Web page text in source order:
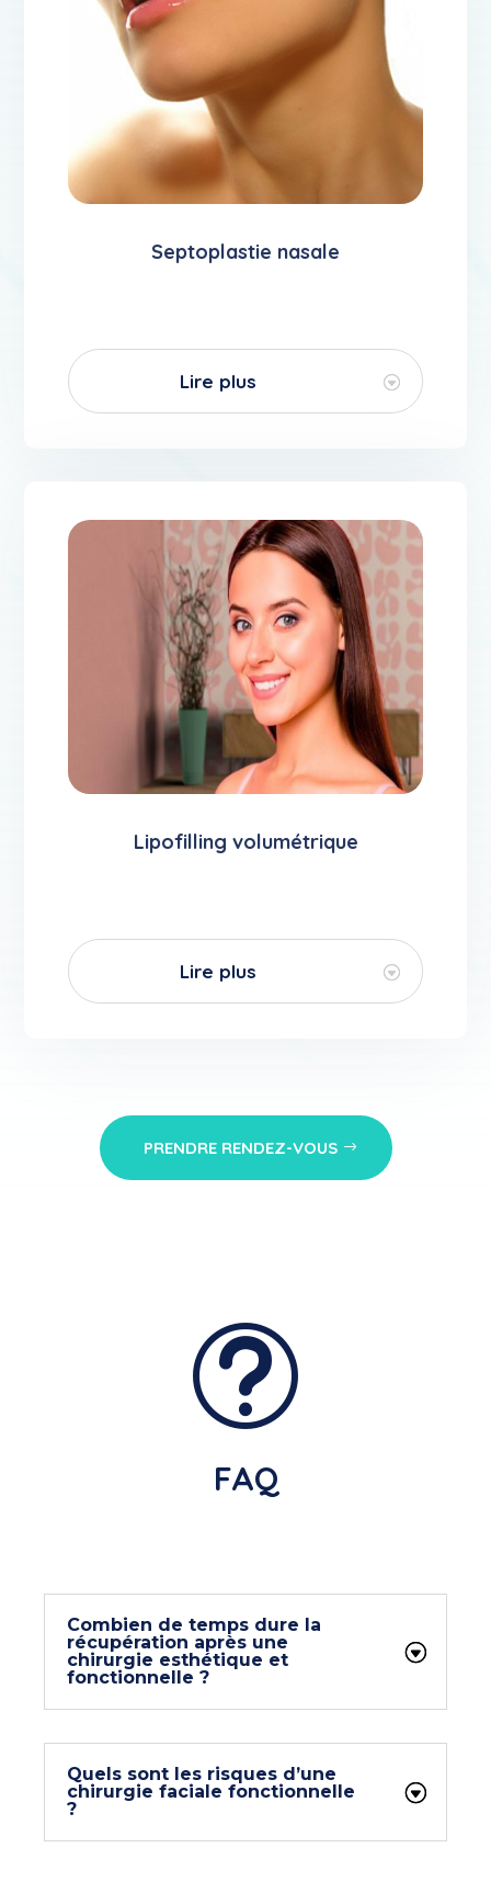
Septoplastie nasale
Lire plus
Lipofilling volumétrique
Lire plus
PRENDRE RENDEZ-VOUS
t
FAQ
Combien de temps dure la
récupération après une
chirurgie esthétique et
fonctionnelle ?
Quels sont les risques d’une
chirurgie faciale fonctionnelle
?